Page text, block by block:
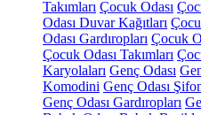
Takımları Çocuk Odası
Odası Duvar Kağıtları
Odası Gardıropları Çocuk
Çocuk Odası Takımları
Karyolaları Genç Odası
Komodini Genç Odası
Genç Odası Gardıropları